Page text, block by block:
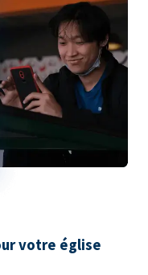
votre église